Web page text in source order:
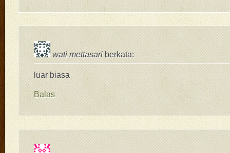
wati mettasari berkata:
luar biasa
Balas